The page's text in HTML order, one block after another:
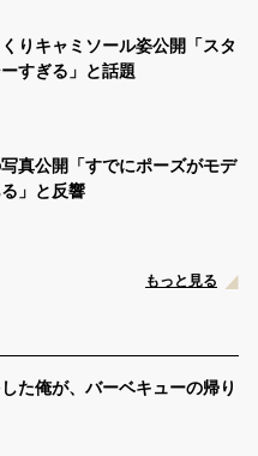
りキャミソール姿公開「スタ
すぎる」と話題
真公開「すでにポーズがモデ
」と反響
もっと見る
た俺が、バーベキューの帰り